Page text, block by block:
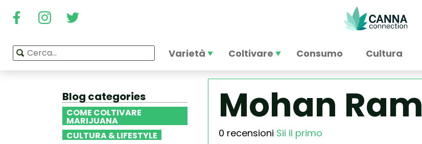
Varietà Coltivare Consumo Cultura
Blog categories
COME COLTIVARE
MARIJUANA
CULTURA & LIFESTYLE
Mohan Ram
0 recensioni Sii il primo